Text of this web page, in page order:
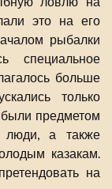
это на его
рыбалки
специальное
больше
только
предметом
люди, а также
казакам.
на